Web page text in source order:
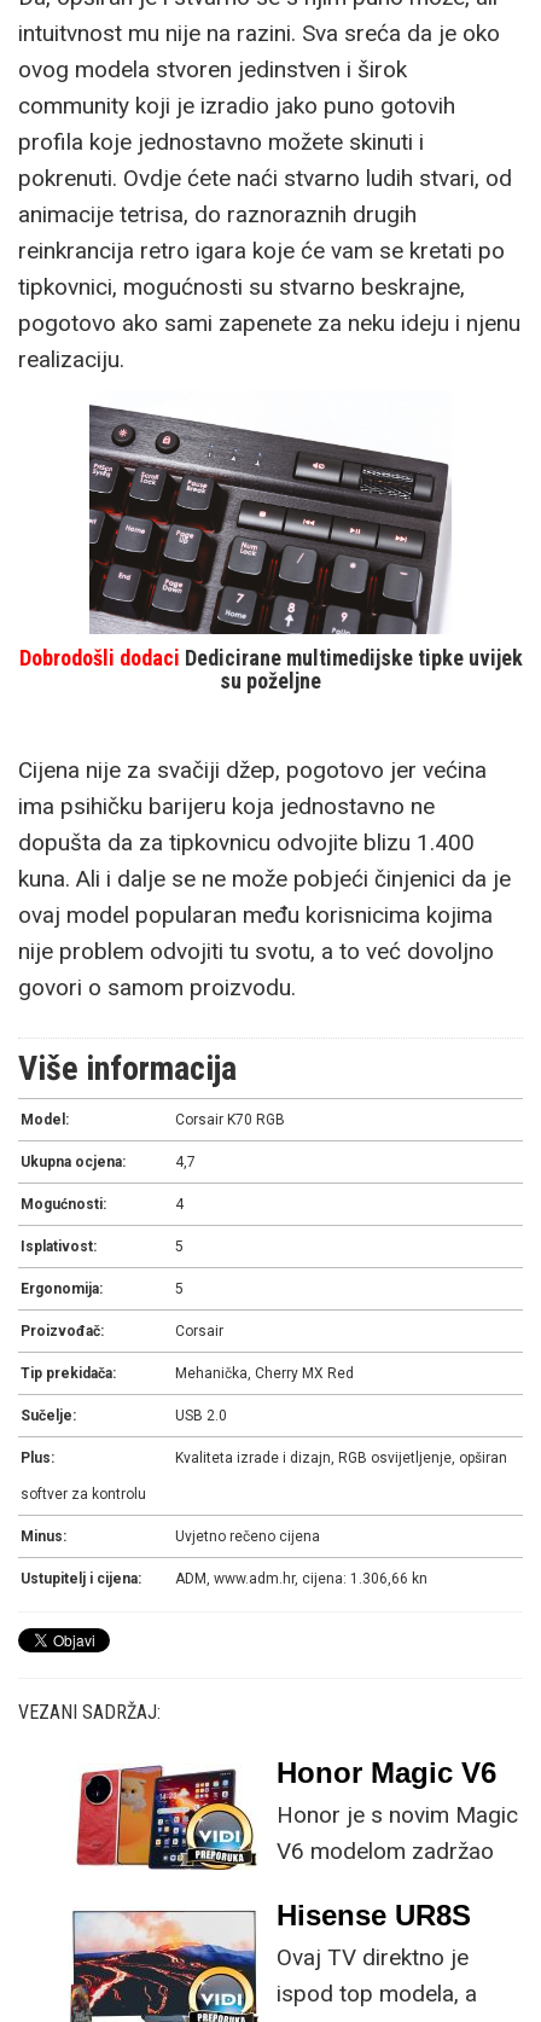
intuitvnost mu nije na razini. Sva sreća da je oko
ovog modela stvoren jedinstven i širok
community koji je izradio jako puno gotovih
profila koje jednostavno možete skinuti i
pokrenuti. Ovdje ćete naći stvarno ludih stvari, od
animacije tetrisa, do raznoraznih drugih
reinkrancija retro igara koje će vam se kretati po
tipkovnici, mogućnosti su stvarno beskrajne,
pogotovo ako sami zapenete za neku ideju i njenu
realizaciju.
Dobrodošli dodaci Dedicirane multimedijske tipke uvijek
su poželjne
Cijena nije za svačiji džep, pogotovo jer većina
ima psihičku barijeru koja jednostavno ne
dopušta da za tipkovnicu odvojite blizu 1.400
kuna. Ali i dalje se ne može pobjeći činjenici da je
ovaj model popularan među korisnicima kojima
nije problem odvojiti tu svotu, a to već dovoljno
govori o samom proizvodu.
Više informacija
Model: Corsair K70 RGB
Ukupna ocjena: 4,7
Mogućnosti: 4
Isplativost: 5
Ergonomija: 5
Proizvođač: Corsair
Tip prekidača: Mehanička, Cherry MX Red
Sučelje: USB 2.0
Plus: Kvaliteta izrade i dizajn, RGB osvijetljenje, opširan
softver za kontrolu
Minus: Uvjetno rečeno cijena
Ustupitelj i cijena: ADM, www.adm.hr, cijena: 1.306,66 kn
VEZANI SADRŽAJ:
Honor Magic V6
Honor je s novim Magic
V6 modelom zadržao
specifikacije, no
istovremeno
implementirao
Hisense UR8S
Ovaj TV direktno je
ispod top modela, a